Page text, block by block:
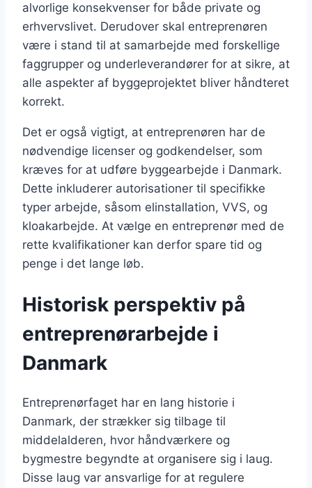
alvorlige konsekvenser for både private og
erhvervslivet. Derudover skal entreprenøren
være i stand til at samarbejde med forskellige
faggrupper og underleverandører for at sikre, at
alle aspekter af byggeprojektet bliver håndteret
korrekt.
Det er også vigtigt, at entreprenøren har de
nødvendige licenser og godkendelser, som
kræves for at udføre byggearbejde i Danmark.
Dette inkluderer autorisationer til specifikke
typer arbejde, såsom elinstallation, VVS, og
kloakarbejde. At vælge en entreprenør med de
rette kvalifikationer kan derfor spare tid og
penge i det lange løb.
Historisk perspektiv på
entreprenørarbejde i
Danmark
Entreprenørfaget har en lang historie i
Danmark, der strækker sig tilbage til
middelalderen, hvor håndværkere og
bygmestre begyndte at organisere sig i laug.
Disse laug var ansvarlige for at regulere